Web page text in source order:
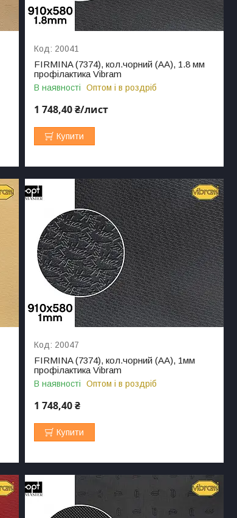
20041
FIRMINA (7374), кол.чорний (AA), 1.8 мм
профілактика Vibram
В наявності Оптом і в роздріб
1 748,40 ₴/лист
Купити
20047
FIRMINA (7374), кол.чорний (AA), 1мм
профілактика Vibram
В наявності Оптом і в роздріб
1 748,40 ₴
Купити